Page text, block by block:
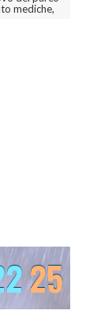
mediche,
25